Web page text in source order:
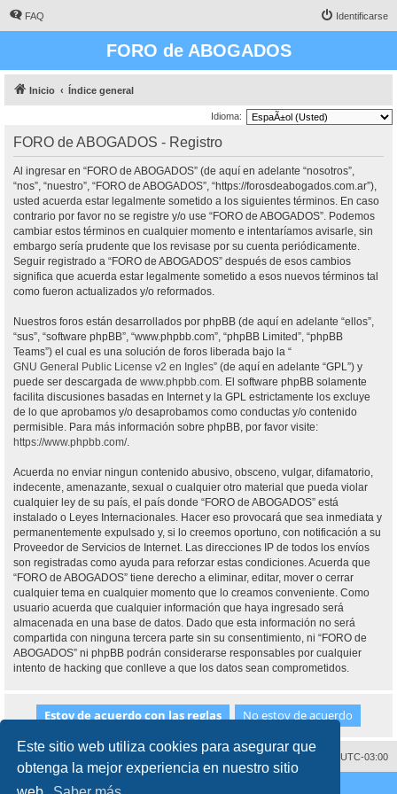
Este sitio web utiliza cookies para asegurar que
obtenga la mejor experiencia en nuestro sitio
FAQ Identificarse
FORO de ABOGADOS
Inicio Índice general
Idioma:
FORO de ABOGADOS - Registro
Al ingresar en “FORO de ABOGADOS” (de aquí en adelante “nosotros”,
“nos”, “nuestro”, “FORO de ABOGADOS”, “https://forosdeabogados.com.ar”),
usted acuerda estar legalmente sometido a los siguientes términos. En caso
contrario por favor no se registre y/o use “FORO de ABOGADOS”. Podemos
cambiar estos términos en cualquier momento e intentaríamos avisarle, sin
embargo sería prudente que los revisase por su cuenta periódicamente.
Seguir registrado a “FORO de ABOGADOS” después de esos cambios
significa que acuerda estar legalmente sometido a esos nuevos términos tal
como fueron actualizados y/o reformados.
Nuestros foros están desarrollados por phpBB (de aquí en adelante “ellos”,
“sus”, “software phpBB”, “www.phpbb.com”, “phpBB Limited”, “phpBB
Teams”) el cual es una solución de foros liberada bajo la “
GNU General Public License v2 en Ingles” (de aquí en adelante “GPL”) y
puede ser descargada de www.phpbb.com. El software phpBB solamente
facilita discusiones basadas en Internet y la GPL estrictamente los excluye
de lo que aprobamos y/o desaprobamos como conductas y/o contenido
permisible. Para más información sobre phpBB, por favor visite:
https://www.phpbb.com/.
Acuerda no enviar ningun contenido abusivo, obsceno, vulgar, difamatorio,
indecente, amenazante, sexual o cualquier otro material que pueda violar
cualquier ley de su país, el país donde “FORO de ABOGADOS” está
instalado o Leyes Internacionales. Hacer eso provocará que sea inmediata y
permanentemente expulsado y, si lo creemos oportuno, con notificación a su
Proveedor de Servicios de Internet. Las direcciones IP de todos los envíos
son registradas como ayuda para reforzar estas condiciones. Acuerda que
“FORO de ABOGADOS” tiene derecho a eliminar, editar, mover o cerrar
cualquier tema en cualquier momento que lo creamos conveniente. Como
usuario acuerda que cualquier información que haya ingresado será
almacenada en una base de datos. Dado que esta información no será
compartida con ninguna tercera parte sin su consentimiento, ni “FORO de
ABOGADOS” ni phpBB podrán considerarse responsables por cualquier
intento de hacking que conlleve a que los datos sean comprometidos.
Todos los horarios son UTC-03:00
Borrar cookies
Desarrollado por ® Forum Software © phpBB Limited